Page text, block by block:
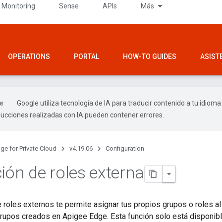
Monitoring Sense APIs Más
OPERATIONS PORTAL HOW-TO GUIDES
Google utiliza tecnología de IA para traducir contenido a tu idioma
realizadas con IA pueden contener errores.
for Private Cloud v4.19.06 Configuration
de roles externa
roles externos te permite asignar tus propios grupos o roles
creados en Apigee Edge. Esta función solo está